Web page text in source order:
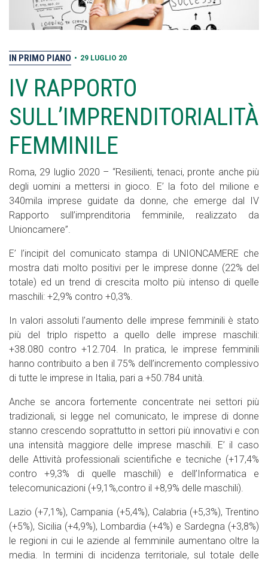
IN PRIMO PIANO • 29 LUGLIO 20
IV RAPPORTO
SULL’IMPRENDITORIALITÀ
FEMMINILE
Roma, 29 luglio 2020 – “Resilienti, tenaci, pronte anche più
degli uomini a mettersi in gioco. E’ la foto del milione e
340mila imprese guidate da donne, che emerge dal IV
Rapporto sull’imprenditoria femminile, realizzato da
Unioncamere”.
E’ l’incipit del comunicato stampa di UNIONCAMERE che
mostra dati molto positivi per le imprese donne (22% del
totale) ed un trend di crescita molto più intenso di quelle
maschili: +2,9% contro +0,3%.
In valori assoluti l’aumento delle imprese femminili è stato
più del triplo rispetto a quello delle imprese maschili:
+38.080 contro +12.704. In pratica, le imprese femminili
hanno contribuito a ben il 75% dell’incremento complessivo
di tutte le imprese in Italia, pari a +50.784 unità.
Anche se ancora fortemente concentrate nei settori più
tradizionali, si legge nel comunicato, le imprese di donne
stanno crescendo soprattutto in settori più innovativi e con
una intensità maggiore delle imprese maschili. E’ il caso
delle Attività professionali scientifiche e tecniche (+17,4%
contro +9,3% di quelle maschili) e dell’Informatica e
telecomunicazioni (+9,1%,contro il +8,9% delle maschili).
Lazio (+7,1%), Campania (+5,4%), Calabria (+5,3%), Trentino
(+5%), Sicilia (+4,9%), Lombardia (+4%) e Sardegna (+3,8%)
le regioni in cui le aziende al femminile aumentano oltre la
media. In termini di incidenza territoriale, sul totale delle